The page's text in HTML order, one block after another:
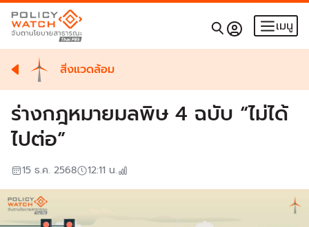
เมนู
สิ่งแวดล้อม
ร่างกฎหมายมลพิษ 4 ฉบับ “ไม่ได้
ไปต่อ”
15 ธ.ค. 2568 12:11 น.